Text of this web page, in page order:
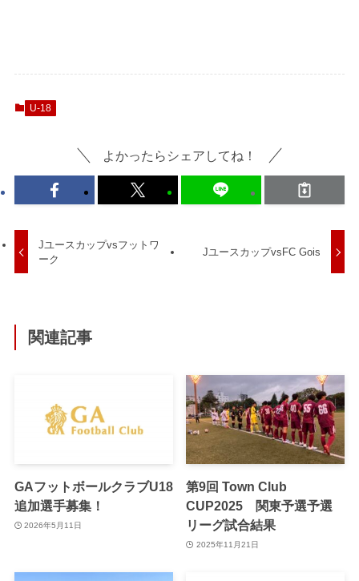
U-18
よかったらシェアしてね！
Jユースカップvsフットワ
ーク
JユースカップvsFC Gois
関連記事
GAフットボールクラブU18
追加選手募集！
2026年5月11日
第9回 Town Club
CUP2025 関東予選予選
リーグ試合結果
2025年11月21日